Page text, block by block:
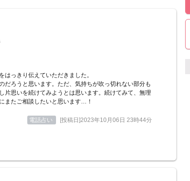
はっきり伝えていただきました。
だろうと思います。ただ、気持ちが吹っ切れない部分も
片思いを続けてみようとは思います。続けてみて、無理
またご相談したいと思います…！
電話占い [投稿日]2023年10月06日 23時44分